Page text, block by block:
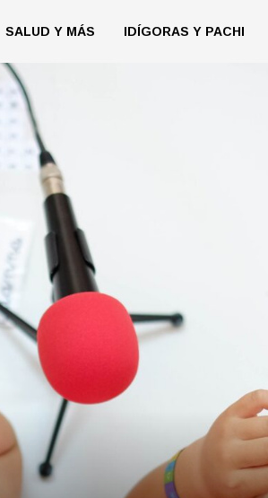
SALUD Y MÁS IDÍGORAS Y PACHI